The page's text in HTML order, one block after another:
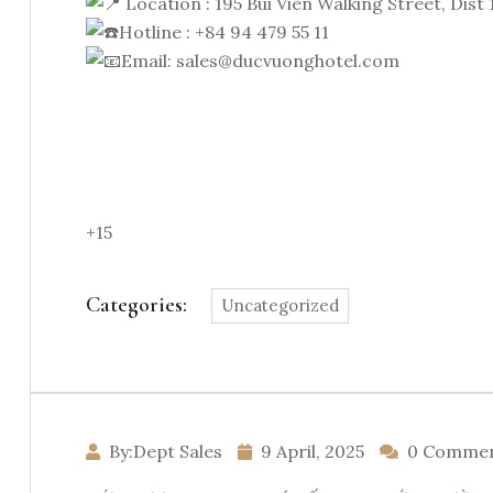
Hotline : +84 94 479 55 11
Email: sales@ducvuonghotel.com
+15
Categories: Uncategorized
By:Dept Sales 9 April, 2025 0